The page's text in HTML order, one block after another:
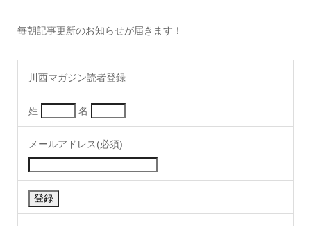
毎朝記事更新のお知らせが届きます！
川西マガジン読者登録
姓 名
メールアドレス(必須)